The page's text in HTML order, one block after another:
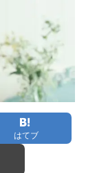
はてブ